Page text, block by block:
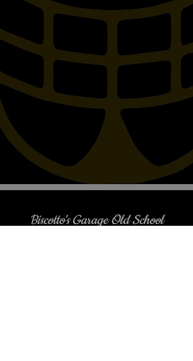
Biscotto's Garage Old School